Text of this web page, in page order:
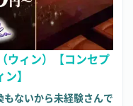
ィン）【コンセプ
】
ないから未経験さんで